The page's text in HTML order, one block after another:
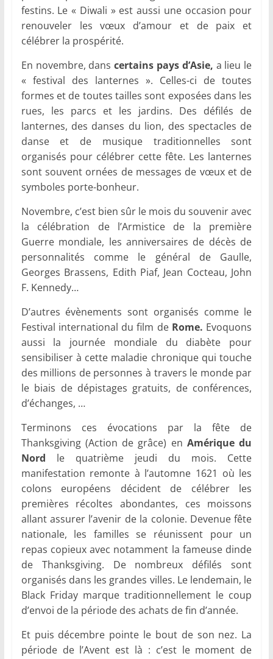
festins. Le « Diwali » est aussi une occasion pour
renouveler les vœux d’amour et de paix et
célébrer la prospérité.
En novembre, danscertains pays d’Asie, a lieu le
« festival des lanternes ». Celles-ci de toutes
formes et de toutes tailles sont exposées dans les
rues, les parcs et les jardins. Des défilés de
lanternes, des danses du lion, des spectacles de
danse et de musique traditionnelles sont
organisés pour célébrer cette fête. Les lanternes
sont souvent ornées de messages de vœux et de
symboles porte-bonheur.
Novembre, c’est bien sûr le mois du souvenir avec
la célébration de l’Armistice de la première
Guerre mondiale, les anniversaires de décès de
personnalités comme le général de Gaulle,
Georges Brassens, Edith Piaf, Jean Cocteau, John
F. Kennedy…
D’autres évènements sont organisés comme le
Festival international du film deRome. Evoquons
aussi la journée mondiale du diabète pour
sensibiliser à cette maladie chronique qui touche
des millions de personnes à travers le monde par
le biais de dépistages gratuits, de conférences,
d’échanges, …
Terminons ces évocations par la fête de
Thanksgiving (Action de grâce) en Amérique du
Nord le quatrième jeudi du mois. Cette
manifestation remonte à l’automne 1621 où les
colons européens décident de célébrer les
premières récoltes abondantes, ces moissons
allant assurer l’avenir de la colonie. Devenue fête
nationale, les familles se réunissent pour un
repas copieux avec notamment la fameuse dinde
de Thanksgiving. De nombreux défilés sont
organisés dans les grandes villes. Le lendemain, le
Black Friday marque traditionnellement le coup
d’envoi de la période des achats de fin d’année.
Et puis décembre pointe le bout de son nez. La
période de l’Avent est là : c’est le moment de